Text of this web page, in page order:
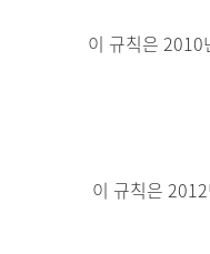
이 규칙은 2010
이 규칙은